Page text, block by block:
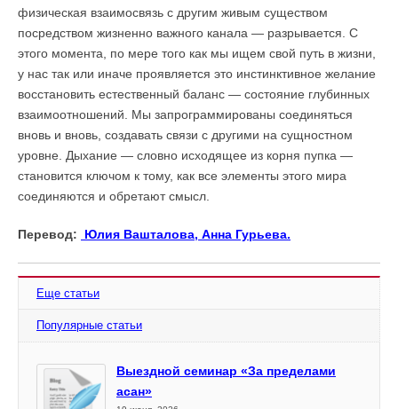
физическая взаимосвязь с другим живым существом
посредством жизненно важного канала — разрывается. С
этого момента, по мере того как мы ищем свой путь в жизни,
у нас так или иначе проявляется это инстинктивное желание
восстановить естественный баланс — состояние глубинных
взаимоотношений. Мы запрограммированы соединяться
вновь и вновь, создавать связи с другими на сущностном
уровне. Дыхание — словно исходящее из корня пупка —
становится ключом к тому, как все элементы этого мира
соединяются и обретают смысл.
Перевод: Юлия Вашталова, Анна Гурьева.
Еще статьи
Популярные статьи
Выездной семинар «За пределами
асан»